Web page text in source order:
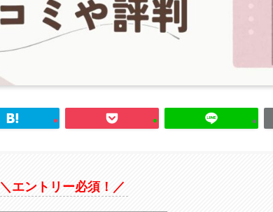
＼エントリー必須！／